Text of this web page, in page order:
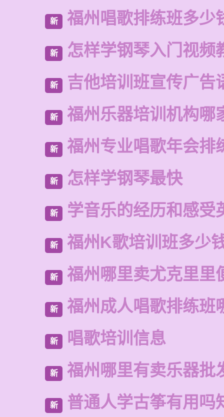
新 福州唱歌排练班多少
新 怎样学钢琴入门视频
新 吉他培训班宣传广告
新 福州乐器培训机构哪
新 福州专业唱歌年会排
新 怎样学钢琴最快
新 学音乐的经历和感受
新 福州K歌培训班多少
新 福州哪里卖尤克里里
新 福州成人唱歌排练班
新 唱歌培训信息
新 福州哪里有卖乐器批
新 普通人学古筝有用吗